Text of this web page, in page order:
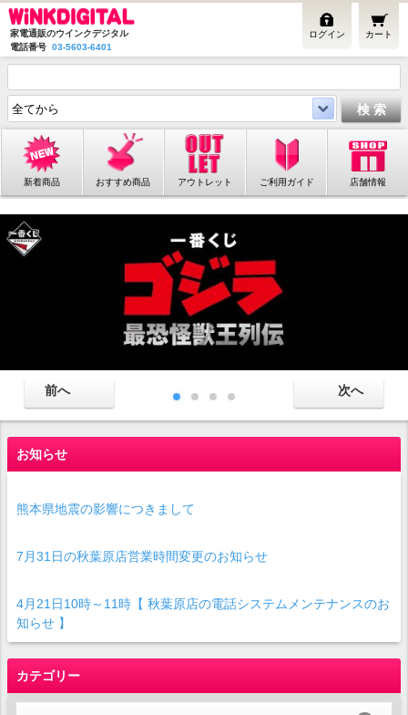
家電通販のウインクデジタル
電話番号 03-5603-6401
カート
ログイン
新着商品 おすすめ商品 アウトレット ご利用ガイド 店舗情報
お知らせ
熊本県地震の影響につきまして
7月31日の秋葉原店営業時間変更のお知らせ
4月21日10時～11時【 秋葉原店の電話システムメンテナンスのお
知らせ 】
カテゴリー